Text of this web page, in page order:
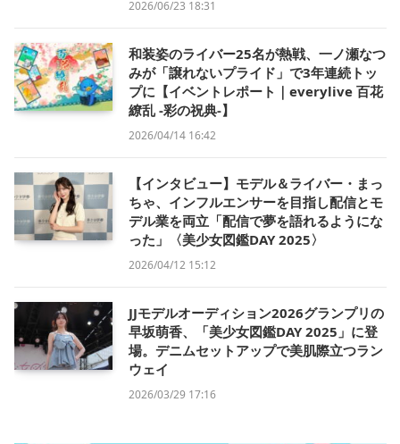
2026/06/23 18:31
和装姿のライバー25名が熱戦、一ノ瀬なつ
みが「譲れないプライド」で3年連続トッ
プに【イベントレポート｜everylive 百花
繚乱 -彩の祝典-】
2026/04/14 16:42
【インタビュー】モデル＆ライバー・まっ
ちゃ、インフルエンサーを目指し配信とモ
デル業を両立「配信で夢を語れるようにな
った」〈美少女図鑑DAY 2025〉
2026/04/12 15:12
JJモデルオーディション2026グランプリの
早坂萌香、「美少女図鑑DAY 2025」に登
場。デニムセットアップで美肌際立つラン
ウェイ
2026/03/29 17:16